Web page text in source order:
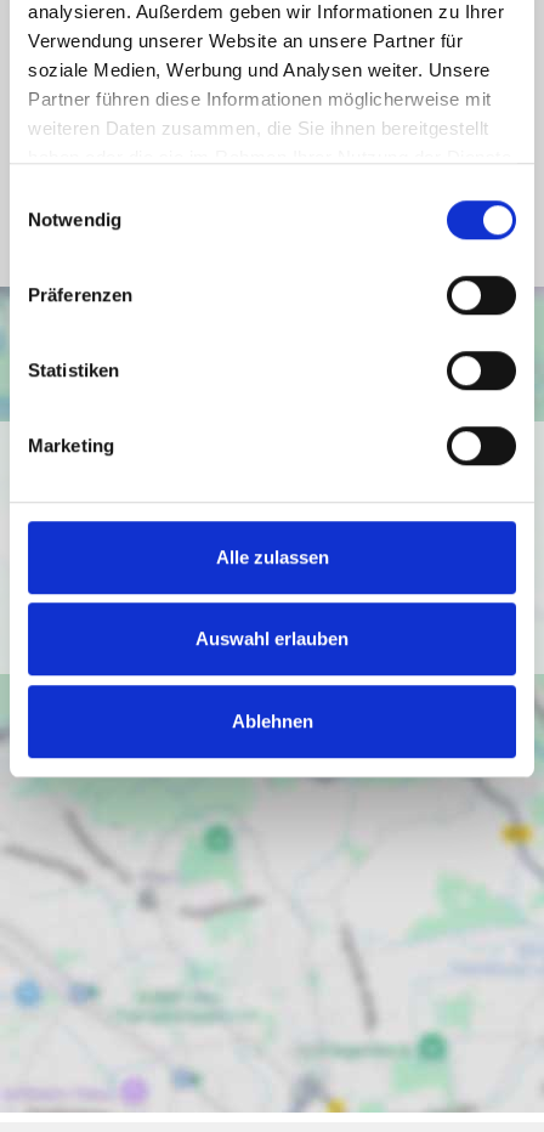
analysieren. Außerdem geben wir Informationen zu Ihrer
Verwendung unserer Website an unsere Partner für
soziale Medien, Werbung und Analysen weiter. Unsere
Partner führen diese Informationen möglicherweise mit
weiteren Daten zusammen, die Sie ihnen bereitgestellt
Notwendig
Präferenzen
Statistiken
Marketing
Alle zulassen
Auswahl erlauben
Ablehnen
Energieausweis Werteklasse
H
Energieausweis Baujahr
1928
Energieausweis Gebäudeart
Wohngebäude
Heizung
Zentralheizung
Ich bin damit einverstanden, dass mir Karten von Google
Datenschutzbedingungen von Google
https://policies.google.com/privacy